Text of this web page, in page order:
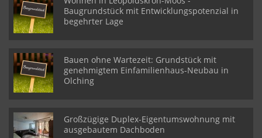
Baugrundstück mit Entwicklungspotenzial in
begehrter Lage
Bauen ohne Wartezeit: Grundstück mit
genehmigtem Einfamilienhaus-Neubau in
Olching
Großzügige Duplex-Eigentumswohnung mit
ausgebautem Dachboden